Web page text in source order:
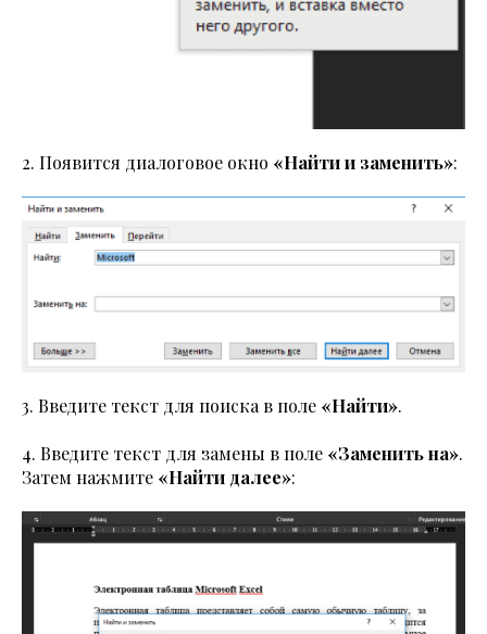
2. Появится диалоговое окно «Найти и заменить»:
3. Введите текст для поиска в поле «Найти».
4. Введите текст для замены в поле «Заменить на».
Затем нажмите «Найти далее»: